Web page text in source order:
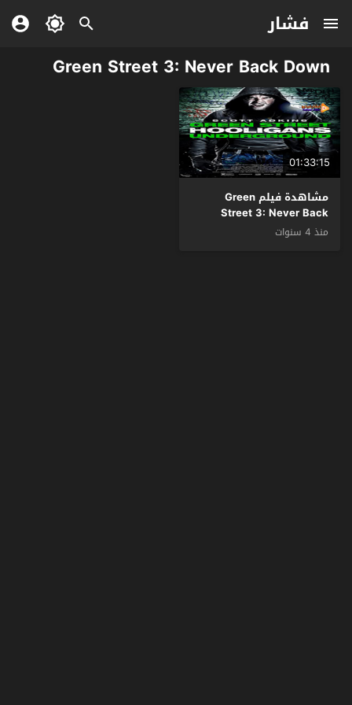
فشار
Green Street 3: Never Back Down
01:33:15
مشاهدة فيلم Green
Street 3: Never Back
Down 2013 مترجم
منذ 4 سنوات